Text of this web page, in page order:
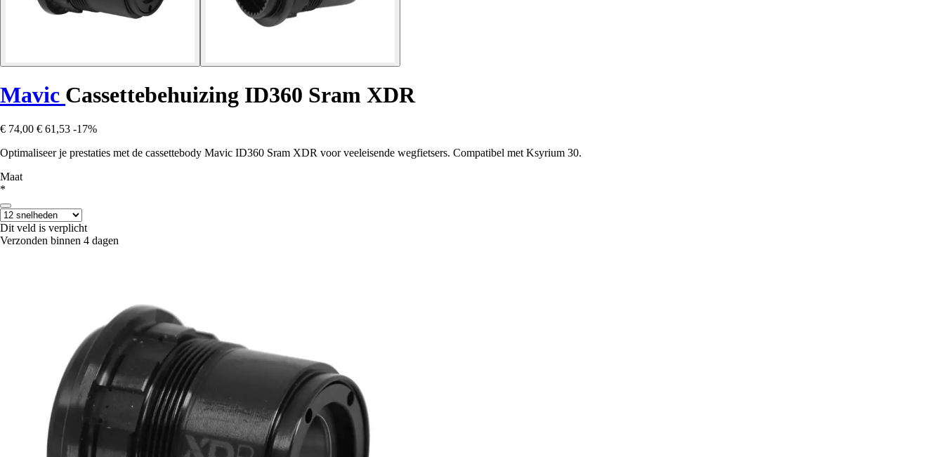
Mavic Cassettebehuizing ID360 Sram XDR
€ 74,00 € 61,53 -17%
Optimaliseer je prestaties met de cassettebody Mavic ID360 Sram XDR voor veeleisende wegfietsers. Compatibel met Ksyrium 30.
Maat
*
Dit veld is verplicht
Verzonden binnen 4 dagen